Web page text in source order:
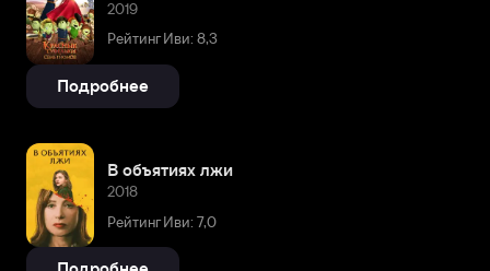
2019
Рейтинг Иви: 8,3
Подробнее
В объятиях лжи
2018
Рейтинг Иви: 7,0